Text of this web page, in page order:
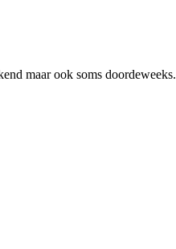
maar ook soms doordeweeks.